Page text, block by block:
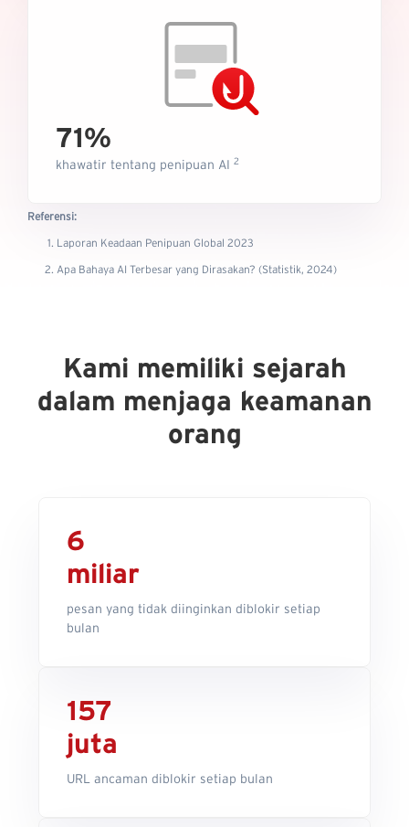
71%
khawatir tentang penipuan AI 2
Referensi:
Laporan Keadaan Penipuan Global 2023
Apa Bahaya AI Terbesar yang Dirasakan? (Statistik, 2024)
Kami memiliki sejarah
dalam menjaga keamanan
orang
6
miliar
pesan yang tidak diinginkan diblokir setiap
bulan
157
juta
URL ancaman diblokir setiap bulan